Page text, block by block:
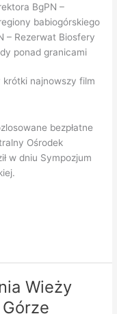
BgPN –
babiogórskiego
– Rezerwat Biosfery
ponad granicami
najnowszy film
bezpłatne
Ośrodek
w dniu Sympozjum
Wieży